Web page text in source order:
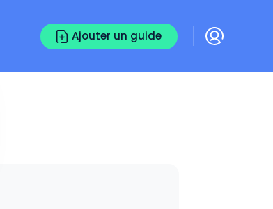
Ajouter un guide